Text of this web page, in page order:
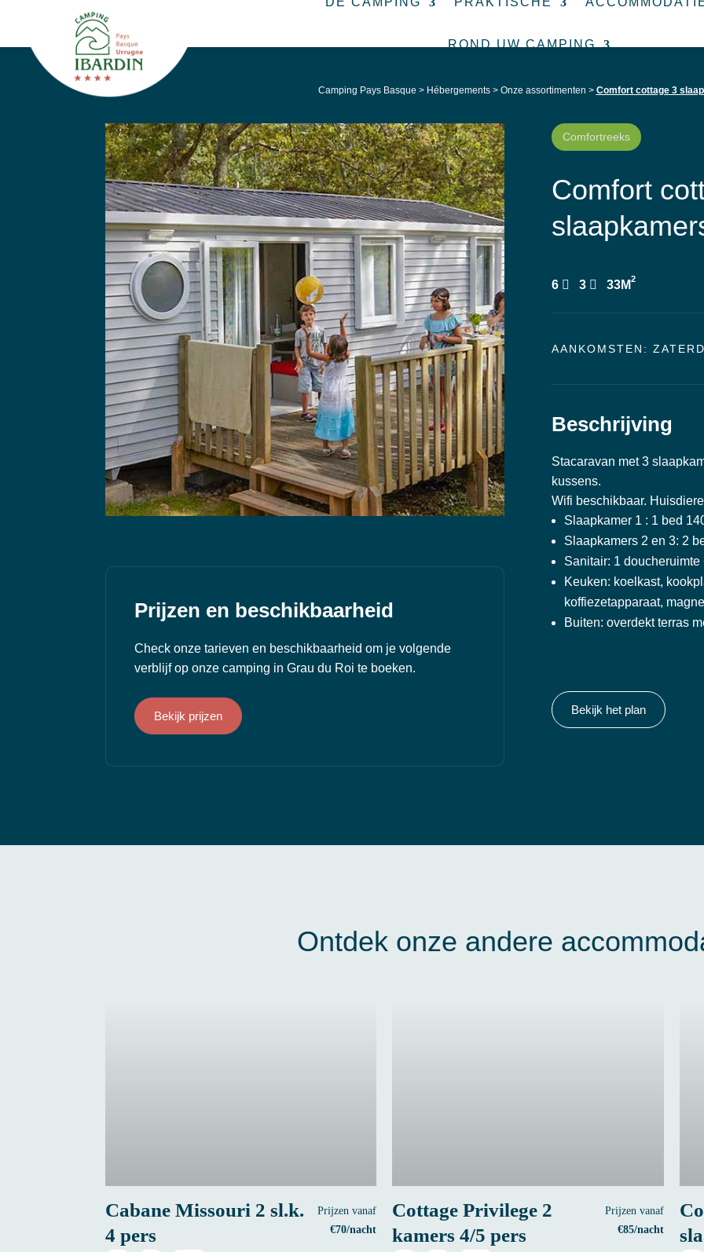
ROND UW CAMPING
Camping Pays Basque > Hébergements> Onze assortimenten > Comfort cottage 3
Prijzen en beschikbaarheid
Check onze tarieven en beschikbaarheid om je volgende
verblijf op onze camping in Grau du Roi te boeken.
Bekijk prijzen
Comfortreeks
Comfort
6 3 33M2
AANKOMSTEN:
Beschrijving
Stacaravan met 3
kussens.
Wifi beschikbaar.
Slaapkamer 1 : 1 bed
Slaapkamers 2 en 3: 2
Sanitair: 1 doucheruimte
Keuken: koelkast,
koffiezetapparaat,
Buiten: overdekt terras
Bekijk het plan
Ontdek onze andere
Cabane Missouri 2 sl.k.
4 pers
Prijzen vanaf
€70/nacht
Cottage Privilege 2
kamers 4/5 pers
Prijzen vanaf
€85/nacht